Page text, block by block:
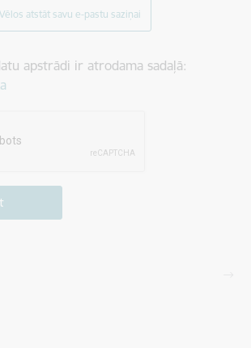
Vēlos atstāt savu e-pastu saziņai
apstrādi ir atrodama sadaļā: